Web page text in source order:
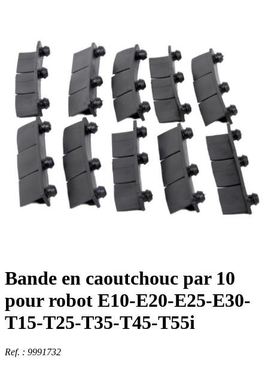
Bande en caoutchouc par 10
pour robot E10-E20-E25-E30-
T15-T25-T35-T45-T55i
Ref. : 9991732